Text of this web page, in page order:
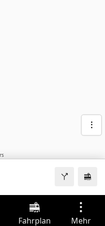
Fahrplan Mehr